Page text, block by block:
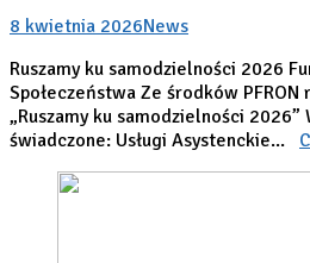
8 kwietnia 2026News
Ruszamy ku samodzielności 2026
Społeczeństwa Ze środków
„Ruszamy ku samodzielności
świadczone: Usługi Asystenckie...